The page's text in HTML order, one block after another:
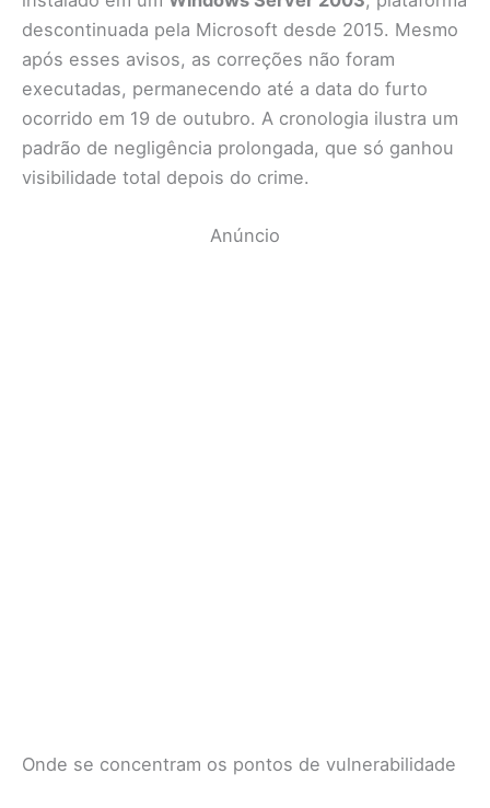
descontinuada pela Microsoft desde 2015. Mesmo
após esses avisos, as correções não foram
executadas, permanecendo até a data do furto
ocorrido em 19 de outubro. A cronologia ilustra um
padrão de negligência prolongada, que só ganhou
visibilidade total depois do crime.
Anúncio
Onde se concentram os pontos de vulnerabilidade